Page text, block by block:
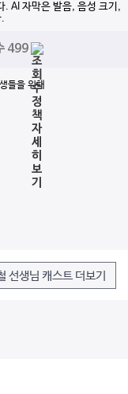
. AI 자막은 발음, 음성 크기,
499
들을 위해
선생님 캐스트 더보기